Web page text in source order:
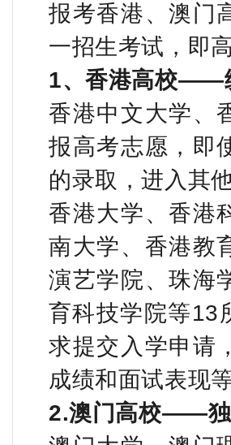
报考香港、澳门
一招生考试，即高
1、香港高校——
香港中文大学、
报高考志愿，即
的录取，进入其
香港大学、香港
南大学、香港教
演艺学院、珠海
育科技学院等13
求提交入学申请
成绩和面试表现
2.澳门高校——独